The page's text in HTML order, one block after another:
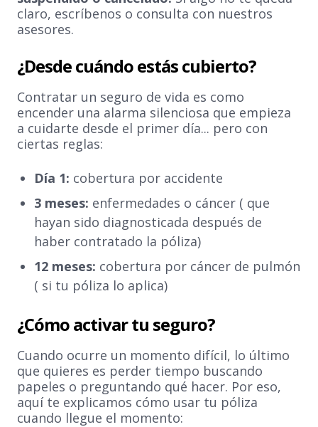
claro, escríbenos o consulta con nuestros
asesores.
¿Desde cuándo estás cubierto?
Contratar un seguro de vida es como
encender una alarma silenciosa que empieza
a cuidarte desde el primer día... pero con
ciertas reglas:
Día 1: cobertura por accidente
3 meses: enfermedades o cáncer ( que
hayan sido diagnosticada después de
haber contratado la póliza)
12 meses: cobertura por cáncer de pulmón
( si tu póliza lo aplica)
¿Cómo activar tu seguro?
Cuando ocurre un momento difícil, lo último
que quieres es perder tiempo buscando
papeles o preguntando qué hacer. Por eso,
aquí te explicamos cómo usar tu póliza
cuando llegue el momento: